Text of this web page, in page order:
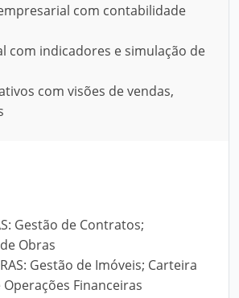
com contabilidade
com indicadores e simulação de
com visões de vendas,
Gestão de Contratos;
Obras
Gestão de Imóveis; Carteira
Operações Financeiras